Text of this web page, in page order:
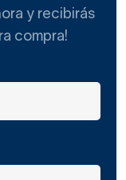
y recibirás
compra!